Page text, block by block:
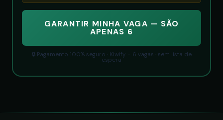
GARANTIR MINHA VAGA — SÃO
APENAS 6
🔒 Pagamento 100% seguro · Kiwify · 6 vagas · sem lista de
espera